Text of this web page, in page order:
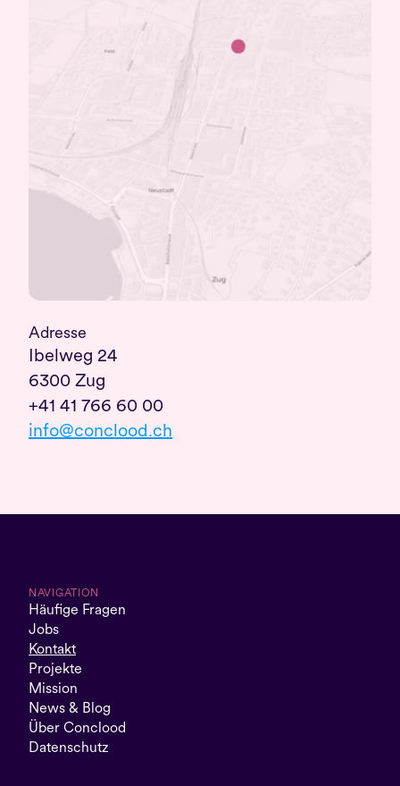
Adresse
Ibelweg 24
6300 Zug
+41 41 766 60 00
info@conclood.ch
NAVIGATION
Häufige Fragen
Jobs
Kontakt
Projekte
Mission
News & Blog
Über Conclood
Datenschutz